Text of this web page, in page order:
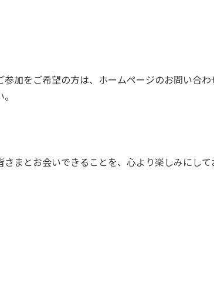
参加をご希望の方は、ホームページのお問い合
さまとお会いできることを、心より楽しみにし